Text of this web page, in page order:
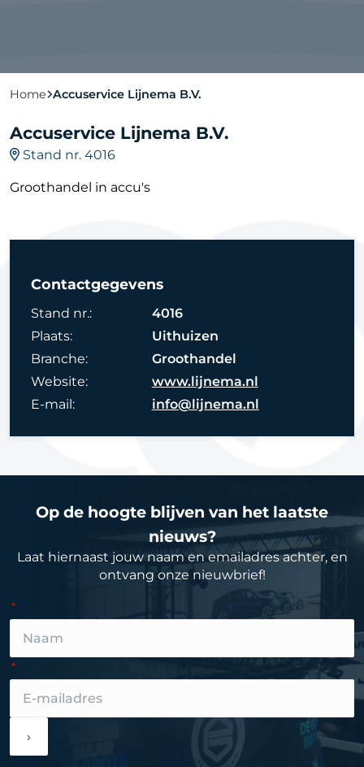
Home Accuservice Lijnema B.V.
Accuservice Lijnema B.V.
Stand nr. 4016
Groothandel in accu's
Contactgegevens
Stand nr.:
4016
Plaats:
Uithuizen
Branche:
Groothandel
Website:
www.lijnema.nl
E-mail:
info@lijnema.nl
Op de hoogte blijven van het laatste
nieuws?
Laat hiernaast jouw naam en emailadres achter, en
ontvang onze nieuwbrief!
›